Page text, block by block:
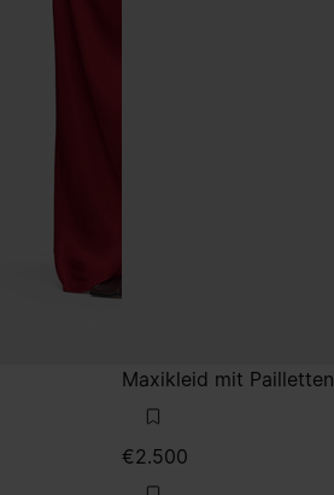
Maxikleid mit Pailletten
€2.500